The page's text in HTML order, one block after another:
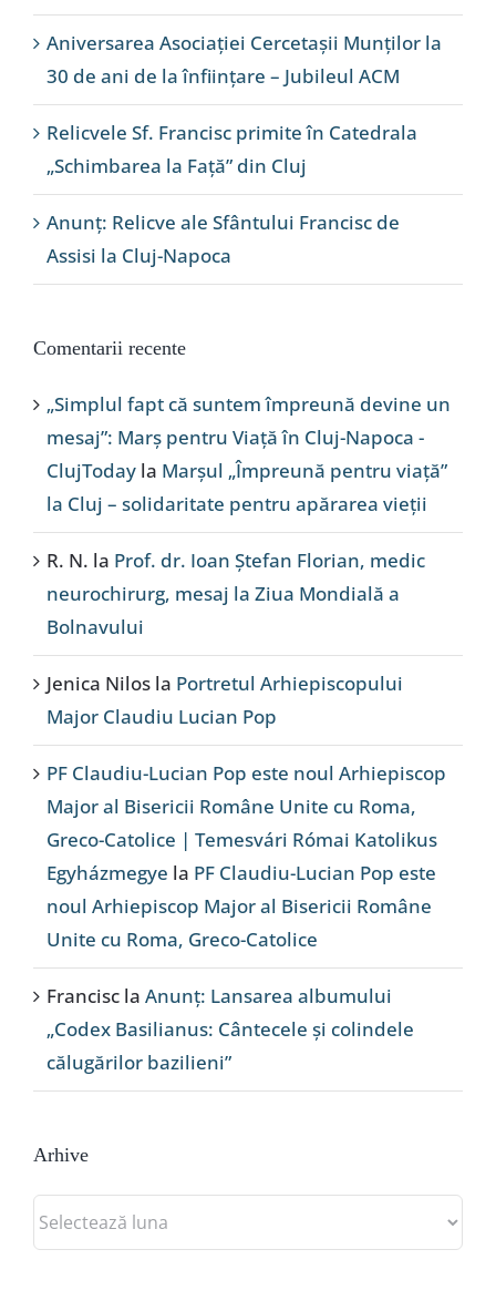
Aniversarea Asociației Cercetașii Munților la
30 de ani de la înființare – Jubileul ACM
Relicvele Sf. Francisc primite în Catedrala
„Schimbarea la Față” din Cluj
Anunț: Relicve ale Sfântului Francisc de
Assisi la Cluj-Napoca
Comentarii recente
„Simplul fapt că suntem împreună devine un
mesaj”: Marș pentru Viață în Cluj-Napoca -
ClujToday la Marșul „Împreună pentru viață”
la Cluj – solidaritate pentru apărarea vieții
R. N. la Prof. dr. Ioan Ștefan Florian, medic
neurochirurg, mesaj la Ziua Mondială a
Bolnavului
Jenica Nilos la Portretul Arhiepiscopului
Major Claudiu Lucian Pop
PF Claudiu-Lucian Pop este noul Arhiepiscop
Major al Bisericii Române Unite cu Roma,
Greco-Catolice | Temesvári Római Katolikus
Egyházmegye la PF Claudiu-Lucian Pop este
noul Arhiepiscop Major al Bisericii Române
Unite cu Roma, Greco-Catolice
Francisc la Anunț: Lansarea albumului
„Codex Basilianus: Cântecele și colindele
călugărilor bazilieni”
Arhive
Arhive